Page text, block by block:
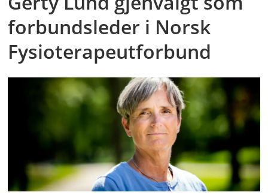
forbundsleder i Norsk
Fysioterapeutforbund